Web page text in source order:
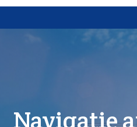
Navigatie